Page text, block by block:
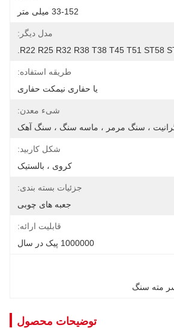
33-152 میلی متر
مدل دیگر:
R22 R25 R32 R38 T38 T45 T51 ST58
طریقه استفاده:
یا حفاری نیمکت حفاری
شیء معدن:
، سنگ مرمر ، ماسه سنگ ، سنگ آهک
شکل کاربید:
کروی ، بالستیک
جزئیات بسته بندی:
جعبه های چوبی
قابلیت ارائه:
1000000 پیک در سال
مته سنگ
توضیحات محصول